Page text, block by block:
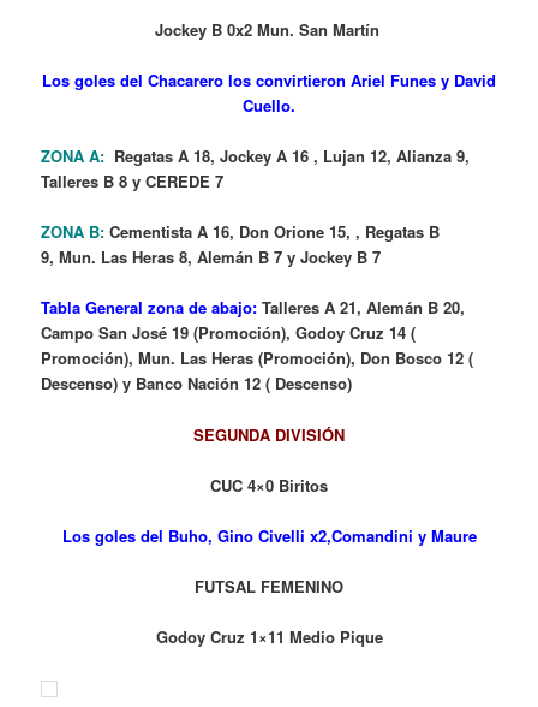
Jockey B 0x2 Mun. San Martín
Los goles del Chacarero los convirtieron Ariel Funes y David
Cuello.
ZONA A: Regatas A 18, Jockey A 16 , Lujan 12, Alianza 9,
Talleres B 8 y CEREDE 7
ZONA B:Cementista A 16, Don Orione 15, , Regatas B
9,Mun. Las Heras 8,Alemán B 7 y Jockey B 7
Tabla General zona de abajo: Talleres A 21, Alemán B 20,
Campo San José 19 (Promoción), Godoy Cruz 14 (
Promoción), Mun. Las Heras (Promoción), Don Bosco 12 (
Descenso) y Banco Nación 12 ( Descenso)
SEGUNDA DIVISIÓN
CUC 4×0 Biritos
Los goles del Buho, Gino Civelli x2,Comandini y Maure
FUTSAL FEMENINO
Godoy Cruz 1×11 Medio Pique